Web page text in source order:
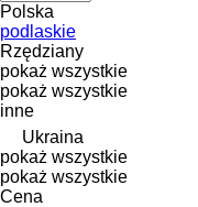
Polska
podlaskie
Rzędziany
pokaż wszystkie
pokaż wszystkie
inne
Ukraina
pokaż wszystkie
pokaż wszystkie
Cena